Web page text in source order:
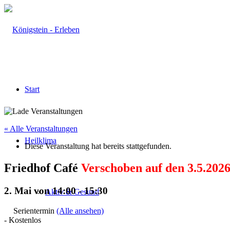
Start
Heilklima
Aktiv & Gesund
« Alle Veranstaltungen
Diese Veranstaltung hat bereits stattgefunden.
Friedhof Café Verschoben auf den
2. Mai von 14:00-15:30
Serientermin (Alle ansehen)
- Kostenlos